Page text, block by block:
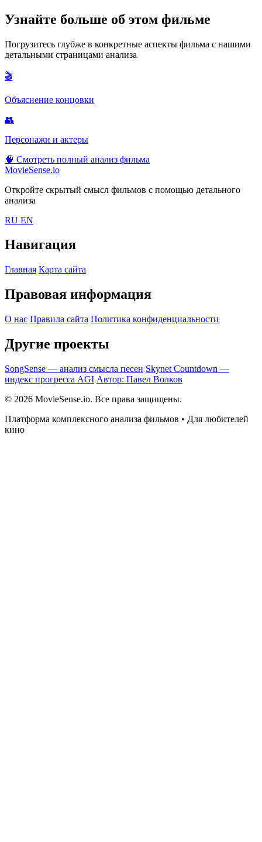
Узнайте больше об этом фильме
Погрузитесь глубже в конкретные аспекты фильма с нашими
детальными страницами анализа
🎬
Объяснение концовки
👥
Персонажи и актеры
🧠 Смотреть полный анализ фильма
MovieSense.io
Откройте скрытый смысл фильмов с помощью детального
анализа
RU EN
Навигация
Главная Карта сайта
Правовая информация
О нас Правила сайта Политика конфиденциальности
Другие проекты
SongSense — анализ смысла песен Skynet Countdown —
индекс прогресса AGI Автор: Павел Волков
© 2026 MovieSense.io. Все права защищены.
Платформа комплексного анализа фильмов • Для любителей
кино